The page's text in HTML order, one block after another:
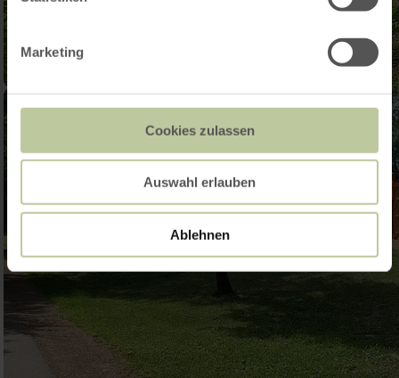
Marketing
Cookies zulassen
Auswahl erlauben
Ablehnen